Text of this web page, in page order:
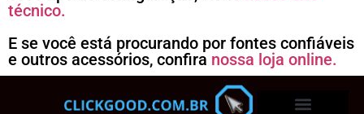
técnico.
E se você está procurando por fontes confiáveis
e outros acessórios, confira nossa loja online.